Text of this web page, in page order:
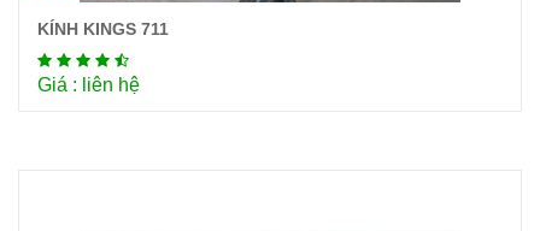
KÍNH KINGS 711
Giá : liên hệ